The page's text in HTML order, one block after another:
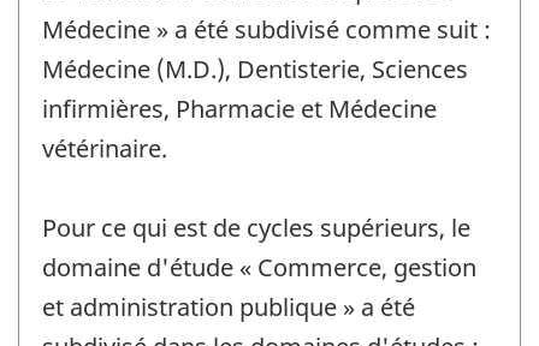
Médecine » a été subdivisé comme suit :
Médecine (M.D.), Dentisterie, Sciences
infirmières, Pharmacie et Médecine
vétérinaire.
Pour ce qui est de cycles supérieurs, le
domaine d'étude « Commerce, gestion
et administration publique » a été